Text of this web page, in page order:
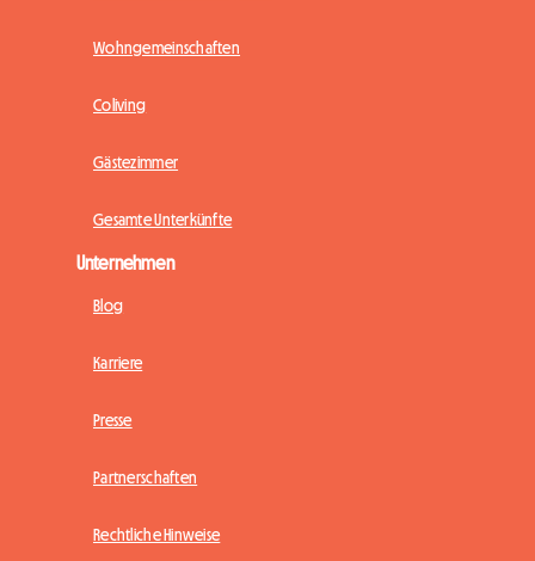
Wohngemeinschaften
Coliving
Gästezimmer
Gesamte Unterkünfte
Unternehmen
Blog
Karriere
Presse
Partnerschaften
Rechtliche Hinweise